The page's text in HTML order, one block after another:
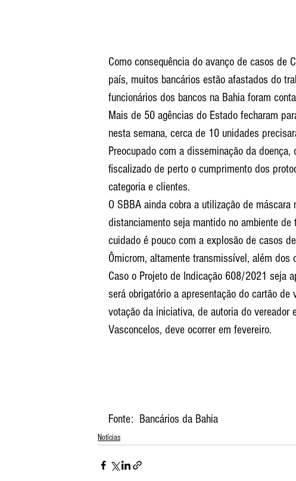
Como consequência do avanço de casos de
país, muitos bancários estão afastados do
funcionários dos bancos na Bahia foram
Mais de 50 agências do Estado fecharam
nesta semana, cerca de 10 unidades
Preocupado com a disseminação da
fiscalizado de perto o cumprimento dos
categoria e clientes.
O SBBA ainda cobra a utilização de
distanciamento seja mantido no ambiente
cuidado é pouco com a explosão de casos
Ômicrom, altamente transmissível, além dos
Caso o Projeto de Indicação 608/2021 seja
será obrigatório a apresentação do cartão
votação da iniciativa, de autoria do vereador
Vasconcelos, deve ocorrer em fevereiro.
Fonte:  Bancários da Bahia
Notícias